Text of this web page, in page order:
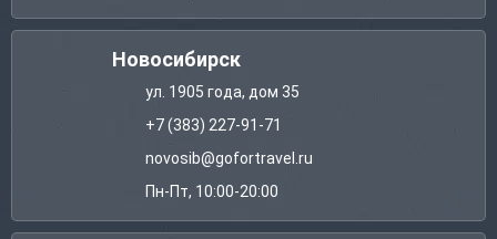
Новосибирск
ул. 1905 года, дом 35
+7 (383) 227-91-71
novosib@gofortravel.ru
Пн-Пт, 10:00-20:00